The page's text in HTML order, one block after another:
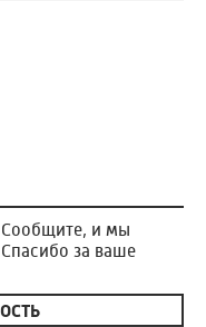
Сообщите, и мы
за ваше